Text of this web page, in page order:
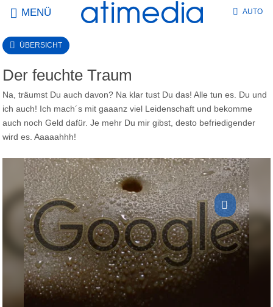
MENÜ AUTO
ÜBERSICHT
Der feuchte Traum
Na, träumst Du auch davon? Na klar tust Du das! Alle tun es. Du und
ich auch! Ich mach´s mit gaaanz viel Leidenschaft und bekomme
auch noch Geld dafür. Je mehr Du mir gibst, desto befriedigender
wird es. Aaaaahhh!